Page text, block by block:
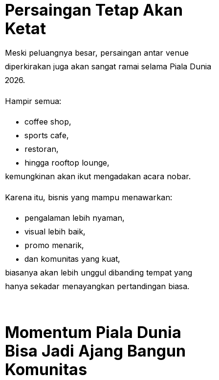
Persaingan Tetap Akan
Ketat
Meski peluangnya besar, persaingan antar venue
diperkirakan juga akan sangat ramai selama Piala Dunia
2026.
Hampir semua:
coffee shop,
sports cafe,
restoran,
hingga rooftop lounge,
kemungkinan akan ikut mengadakan acara nobar.
Karena itu, bisnis yang mampu menawarkan:
pengalaman lebih nyaman,
visual lebih baik,
promo menarik,
dan komunitas yang kuat,
biasanya akan lebih unggul dibanding tempat yang
hanya sekadar menayangkan pertandingan biasa.
Momentum Piala Dunia
Bisa Jadi Ajang Bangun
Komunitas